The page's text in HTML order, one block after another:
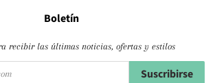
Boletín
recibir las últimas noticias, ofertas y estilos
Suscribirse